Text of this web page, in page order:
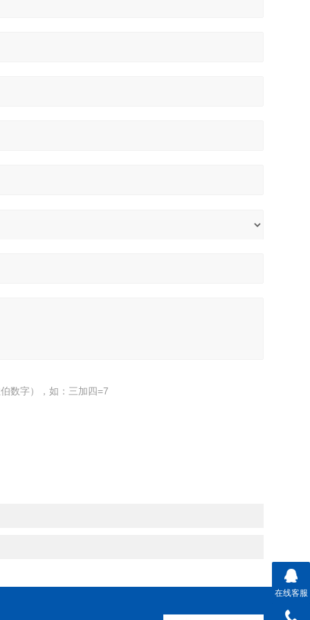
数字），如：三加四=7
在线客服